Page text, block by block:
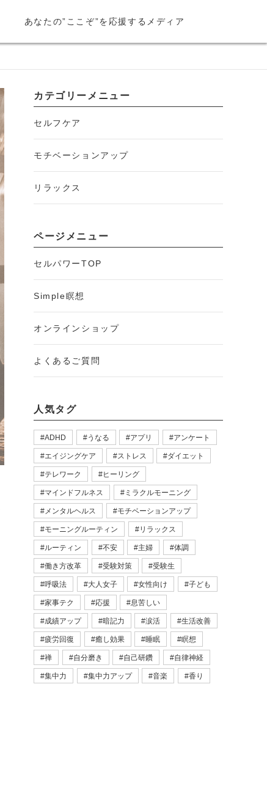
あなたの”ここぞ”を応援するメディア
カテゴリーメニュー
セルフケア
モチベーションアップ
リラックス
ページメニュー
セルパワーTOP
Simple瞑想
オンラインショップ
よくあるご質問
人気タグ
ADHD うなる アプリ アンケート
エイジングケア ストレス ダイエット
テレワーク ヒーリング
マインドフルネス ミラクルモーニング
メンタルヘルス モチベーションアップ
モーニングルーティン リラックス
ルーティン 不安 主婦 体調
働き方改革 受験対策 受験生
呼吸法 大人女子 女性向け 子ども
家事テク 応援 息苦しい
成績アップ 暗記力 涙活 生活改善
疲労回復 癒し効果 睡眠 瞑想
禅 自分磨き 自己研鑽 自律神経
集中力 集中力アップ 音楽 香り